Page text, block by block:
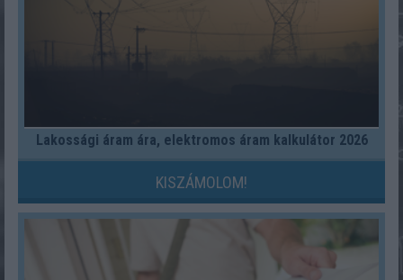
Lakossági áram ára, elektromos áram kalkulátor 2026
KISZÁMOLOM!